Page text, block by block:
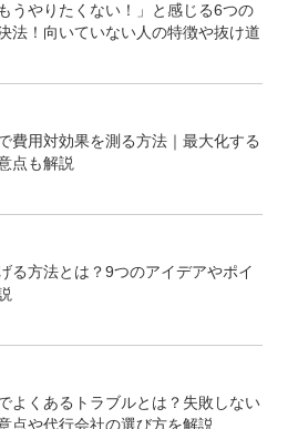
うやりたくない！」と感じる6つの
法！向いていない人の特徴や抜け道
費用対効果を測る方法｜最大化する
点も解説
る方法とは？9つのアイデアやポイ
よくあるトラブルとは？失敗しない
点や代行会社の選び方を解説